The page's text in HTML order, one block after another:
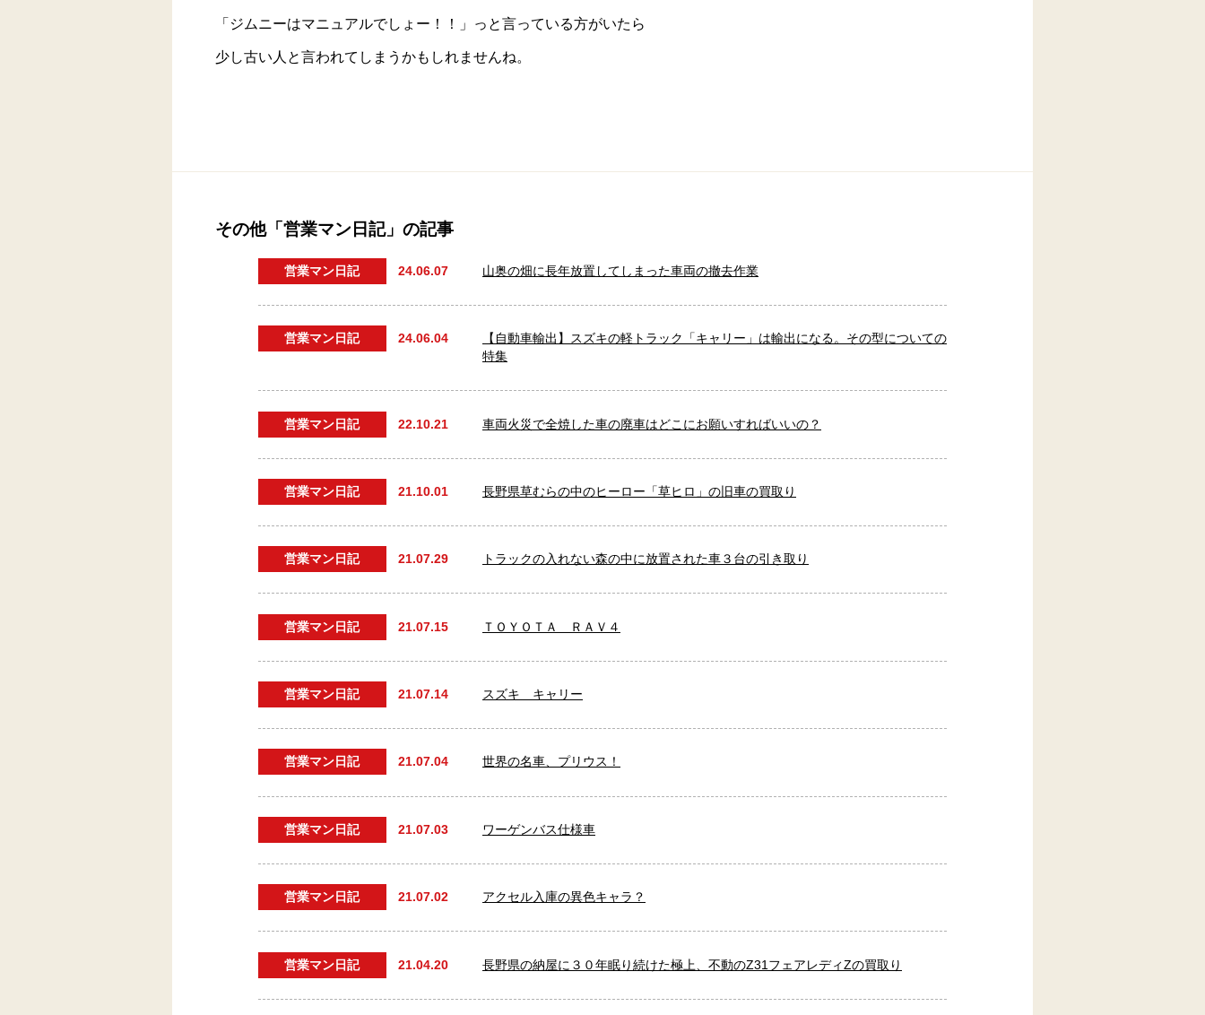
「ジムニーはマニュアルでしょー！！」っと言っている方がいたら
少し古い人と言われてしまうかもしれませんね。
その他「営業マン日記」の記事
営業マン日記 24.06.07 山奥の畑に長年放置してしまった車両の撤去作業
営業マン日記 24.06.04
【自動車輸出】スズキの軽トラック「キャリー」は輸出になる。その型についての
特集
営業マン日記 22.10.21 車両火災で全焼した車の廃車はどこにお願いすればいいの？
営業マン日記 21.10.01 長野県草むらの中のヒーロー「草ヒロ」の旧車の買取り
営業マン日記 21.07.29 トラックの入れない森の中に放置された車３台の引き取り
営業マン日記 21.07.15 ＴＯＹＯＴＡ ＲＡＶ４
営業マン日記 21.07.14 スズキ キャリー
営業マン日記 21.07.04 世界の名車、プリウス！
営業マン日記 21.07.03 ワーゲンバス仕様車
営業マン日記 21.07.02 アクセル入庫の異色キャラ？
営業マン日記 21.04.20 長野県の納屋に３０年眠り続けた極上、不動のZ31フェアレディZの買取り